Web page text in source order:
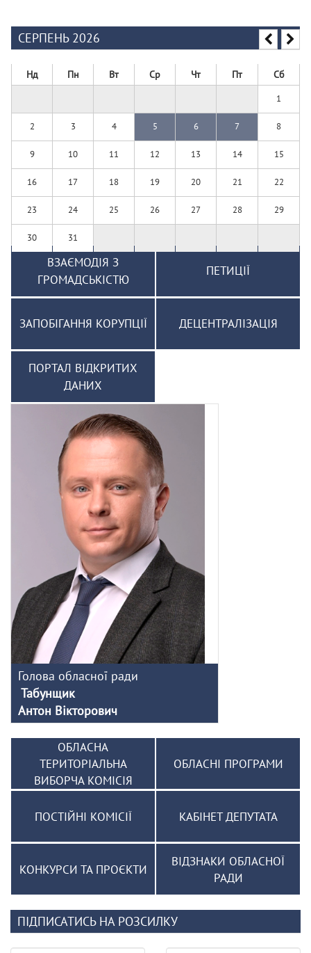
СЕРПЕНЬ 2026
Нд Пн Вт Ср Чт Пт Сб
1
2 3 4 5 6 7 8
9 10 11 12 13 14 15
16 17 18 19 20 21 22
23 24 25 26 27 28 29
30 31
ВЗАЄМОДІЯ З
ГРОМАДСЬКІСТЮ
ПЕТИЦІЇ
ЗАПОБІГАННЯ КОРУПЦІЇ ДЕЦЕНТРАЛІЗАЦІЯ
ПОРТАЛ ВІДКРИТИХ
ДАНИХ
Голова обласної ради
Табунщик
Антон Вікторович
ОБЛАСНА
ТЕРИТОРІАЛЬНА
ВИБОРЧА КОМІСІЯ
ОБЛАСНІ ПРОГРАМИ
ПОСТІЙНІ КОМІСІЇ КАБІНЕТ ДЕПУТАТА
КОНКУРСИ ТА ПРОЄКТИ
ВІДЗНАКИ ОБЛАСНОЇ
РАДИ
ПІДПИСАТИСЬ НА РОЗСИЛКУ